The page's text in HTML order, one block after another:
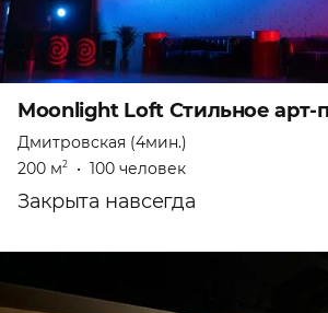
Moonlight Loft Стильное арт-
Дмитровская (4мин.)
200 м2 • 100 человек
Закрыта навсегда